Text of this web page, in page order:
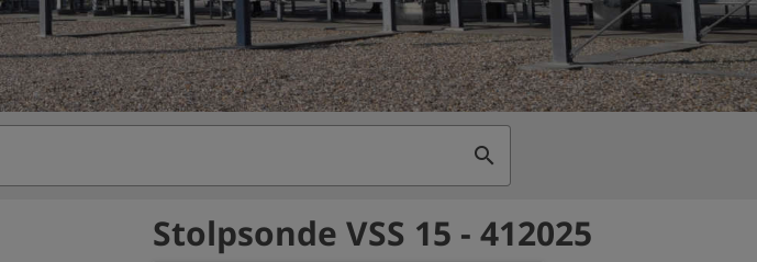
search
Stolpsonde VSS 15 - 412025